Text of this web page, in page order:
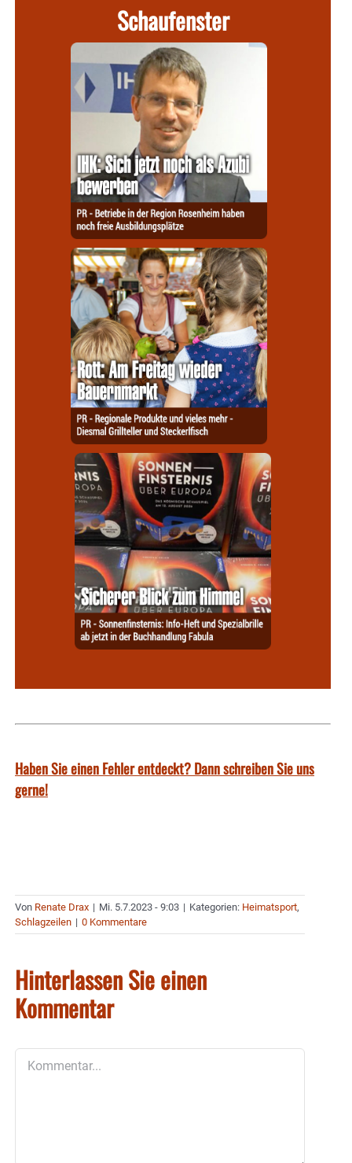
Schaufenster
Haben Sie einen Fehler entdeckt? Dann schreiben Sie uns
gerne!
Von Renate Drax | Mi. 5.7.2023 - 9:03 | Kategorien: Heimatsport,
Schlagzeilen | 0 Kommentare
Hinterlassen Sie einen
Kommentar